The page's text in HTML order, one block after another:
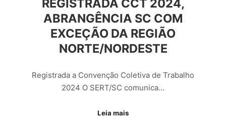
REGISTRADA CCT 2024,
ABRANGÊNCIA SC COM
EXCEÇÃO DA REGIÃO
NORTE/NORDESTE
Registrada a Convenção Coletiva de Trabalho
2024 O SERT/SC comunica…
Leia mais